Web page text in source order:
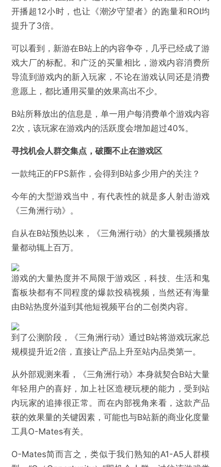
@游戏陀螺
游戏厂商，能靠B站走出爆款焦虑吗？
在B站，UP主和直播主播是一体两面的身份，UP主所
生产的各种游戏攻略、干货内容亦或玩梗搞笑素材都
动场景，往往能实现更加高效的转化。
比如《潮汐守望者》在B站就尝试了多种直播风格：包
括“专业主播+美女帅哥”视觉系直播，“皮套人+露
开播超12小时，也让《潮汐守望者》的跑量和ROI均
提升了3倍。
可以看到，新游在B站上的内容争夺，几乎已经成了游
戏大厂的标配。和广泛的买量相比，游戏内容消费所
意愿上，都比通用买量的效果高出不少。
2次，该玩家在游戏内的活跃度会增加超过40%。
一款纯正的FPS新作，会得到B站多少用户的关注？
今年的大型游戏当中，有代表性的就是多人射击游戏
自从在B站预热以来，《三角洲行动》的大量视频播放
量都动辄上百万。
游戏的大量热度并不局限于游戏区，科技、生活和鬼
畜板块都有不同程度的爆款投稿视频，当然还有海量
由B站热度外溢到其他短视频平台的二创类内容。
规模提升近2倍，直接让产品上升至站内品类第一。